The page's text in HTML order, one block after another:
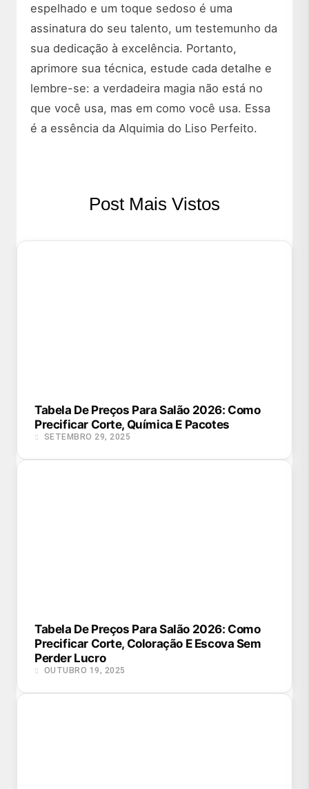
espelhado e um toque sedoso é uma
assinatura do seu talento, um testemunho da
sua dedicação à excelência. Portanto,
aprimore sua técnica, estude cada detalhe e
lembre-se: a verdadeira magia não está no
que você usa, mas em como você usa. Essa
é a essência da Alquimia do Liso Perfeito.
Post Mais Vistos
Tabela De Preços Para Salão 2026: Como
Precificar Corte, Química E Pacotes
SETEMBRO 29, 2025
Tabela De Preços Para Salão 2026: Como
Precificar Corte, Coloração E Escova Sem
Perder Lucro
OUTUBRO 19, 2025